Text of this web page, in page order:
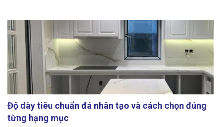
Độ dày tiêu chuẩn đá nhân tạo và cách chọn đúng
từng hạng mục